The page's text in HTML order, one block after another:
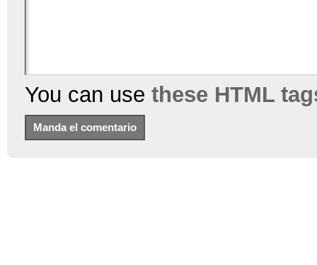
You can use these HTML